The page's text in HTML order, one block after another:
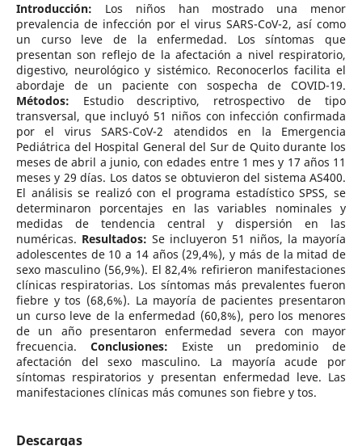
Introducción: Los niños han mostrado una menor
prevalencia de infección por el virus SARS-CoV-2, así como
un curso leve de la enfermedad. Los síntomas que
presentan son reflejo de la afectación a nivel respiratorio,
digestivo, neurológico y sistémico. Reconocerlos facilita el
abordaje de un paciente con sospecha de COVID-19.
Métodos: Estudio descriptivo, retrospectivo de tipo
transversal, que incluyó 51 niños con infección confirmada
por el virus SARS-CoV-2 atendidos en la Emergencia
Pediátrica del Hospital General del Sur de Quito durante los
meses de abril a junio, con edades entre 1 mes y 17 años 11
meses y 29 días. Los datos se obtuvieron del sistema AS400.
El análisis se realizó con el programa estadístico SPSS, se
determinaron porcentajes en las variables nominales y
medidas de tendencia central y dispersión en las
numéricas. Resultados: Se incluyeron 51 niños, la mayoría
adolescentes de 10 a 14 años (29,4%), y más de la mitad de
sexo masculino (56,9%). El 82,4% refirieron manifestaciones
clínicas respiratorias. Los síntomas más prevalentes fueron
fiebre y tos (68,6%). La mayoría de pacientes presentaron
un curso leve de la enfermedad (60,8%), pero los menores
de un año presentaron enfermedad severa con mayor
frecuencia. Conclusiones: Existe un predominio de
afectación del sexo masculino. La mayoría acude por
síntomas respiratorios y presentan enfermedad leve. Las
manifestaciones clínicas más comunes son fiebre y tos.
Descargas